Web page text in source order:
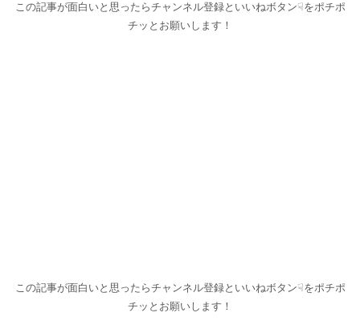
One Will Remain】【LOVEBITES We The
United】【LOVEBITES Nameless Warrior】
【James Last Vibrations】
この記事が面白いと思ったらチャンネル登録といいねボタン☟をポチポ
チッとお願いします！
この記事が面白いと思ったらチャンネル登録といいねボタン☟をポチポ
チッとお願いします！